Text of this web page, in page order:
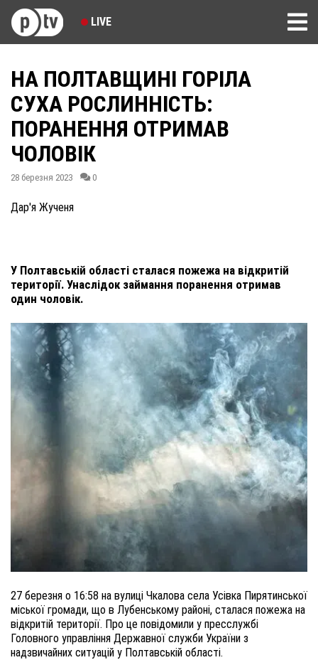
LIVE
НА ПОЛТАВЩИНІ ГОРІЛА
СУХА РОСЛИННІСТЬ:
ПОРАНЕННЯ ОТРИМАВ
ЧОЛОВІК
28 березня 2023 0
Дар'я Жученя
У Полтавській області сталася пожежа на відкритій
території. Унаслідок займання поранення отримав
один чоловік.
27 березня о 16:58 на вулиці Чкалова села Усівка Пирятинської
міської громади, що в Лубенському районі, сталася пожежа на
відкритій території. Про це повідомили у пресслужбі
Головного управління Державної служби України з
надзвичайних ситуацій у Полтавській області.